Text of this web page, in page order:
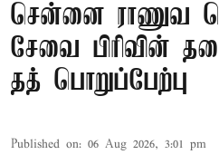
சென்னை ராணுவ
சேவை பிரிவின்
தத் பொறுப்பேற்பு
Published on: 06 Aug 2026, 3:01 pm